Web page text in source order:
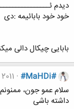
دیدم
خود خود بابائیمه :دی
بابایی چیکال دالی
#MaHDi#
سلام عمو جون،
داشته باشی